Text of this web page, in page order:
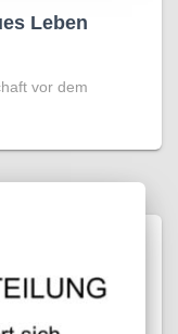
Leben
vor dem